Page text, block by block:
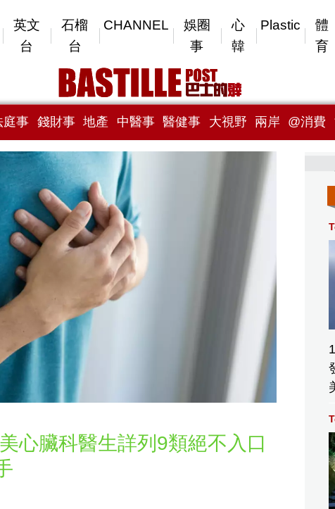
英文
台
石榴
台
CHANNEL
娛圈
事
心
韓
Plastic
體
育
庭事 錢財事 地產 中醫事 醫健事 大視野 兩岸 @消費
心臟科醫生詳列9類絕不入口